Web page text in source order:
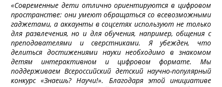
«Современные дети отлично ориентируются в цифровом
пространстве: они умеют обращаться со всевозможными
гаджетами, а аккаунты в соцсетях используют не только
для развлечения, но и для обучения, например, общения с
преподавателями и сверстниками. Я убежден, что
делиться достижениями науки необходимо в знакомом
детям интерактивном и цифровом формате. Мы
поддерживаем Всероссийский детский научно-популярный
конкурс «Знаешь? Научи!». Благодаря этой инициативе